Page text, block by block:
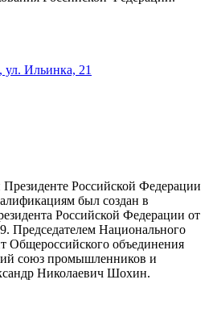
Ильинка, 21
Российской Федерации
был создан в
Российской Федерации от
Председателем Национального
Общероссийского объединения
союз промышленников и
Николаевич Шохин.